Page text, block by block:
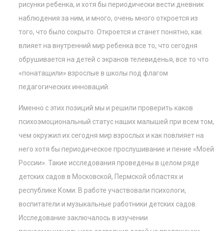
рисунки ребенка, и хотя бы периодически вести дневник
наблюдения за ним, и много, очень много откроется из
того, что было сокрыто. Откроется и станет понятно, как
влияет на внутренний мир ребенка все то, что сегодня
обрушивается на детей с экранов телевиденья, все то что
«понатащили» взрослые в школы под флагом
педагогических инноваций.
Именно с этих позиций мы и решили проверить каков
психоэмоциональный статус наших малышей при всем том,
чем окружил их сегодня мир взрослых и как повлияет на
него хотя бы периодическое прослушивание и пение «Моей
России». Такие исследования проведены в целом ряде
детских садов в Московской, Пермской областях и
республике Коми. В работе участвовали психологи,
воспитатели и музыкальные работники детских садов.
Исследование заключалось в изучении